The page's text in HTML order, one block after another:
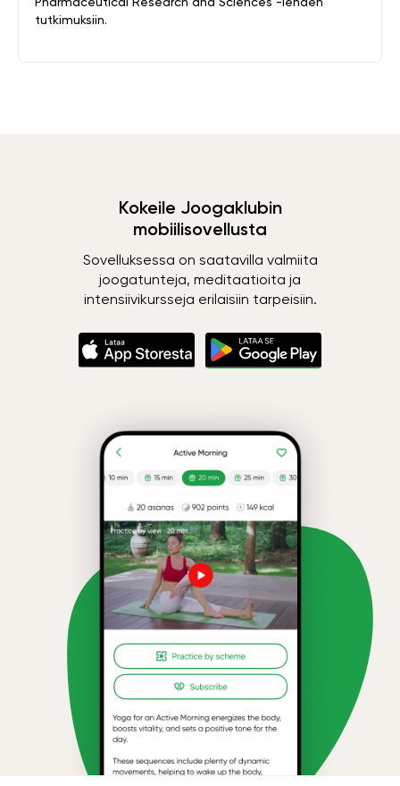
tutkimuksiin.
Kokeile Joogaklubin
mobiilisovellusta
Sovelluksessa on saatavilla valmiita
joogatunteja, meditaatioita ja
intensiivikursseja erilaisiin tarpeisiin.